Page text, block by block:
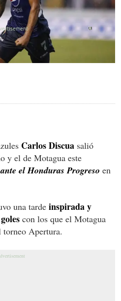
X
Carlos Discua salió
y el de Motagua este
el Honduras Progreso en
una tarde inspirada y
con los que el Motagua
Apertura.